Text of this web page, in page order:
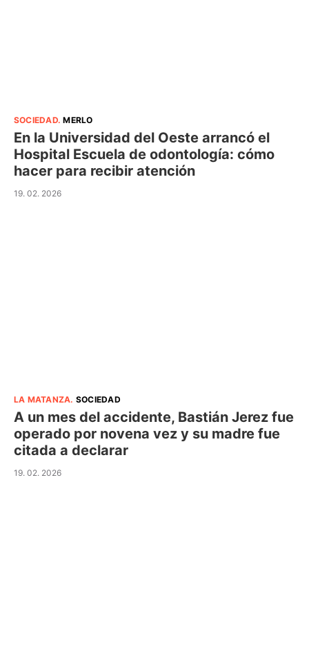
SOCIEDAD.MERLO
En la Universidad del Oeste arrancó el
Hospital Escuela de odontología: cómo
hacer para recibir atención
19. 02. 2026
LA MATANZA. SOCIEDAD
A un mes del accidente, Bastián Jerez fue
operado por novena vez y su madre fue
citada a declarar
19. 02. 2026